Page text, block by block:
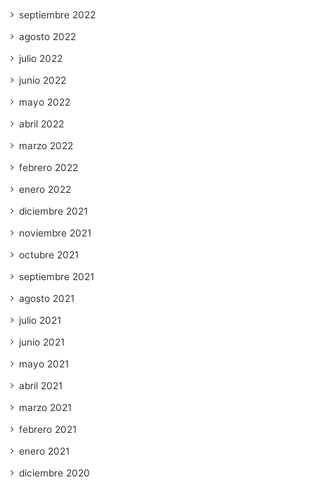
septiembre 2022
agosto 2022
julio 2022
junio 2022
mayo 2022
abril 2022
marzo 2022
febrero 2022
enero 2022
diciembre 2021
noviembre 2021
octubre 2021
septiembre 2021
agosto 2021
julio 2021
junio 2021
mayo 2021
abril 2021
marzo 2021
febrero 2021
enero 2021
diciembre 2020